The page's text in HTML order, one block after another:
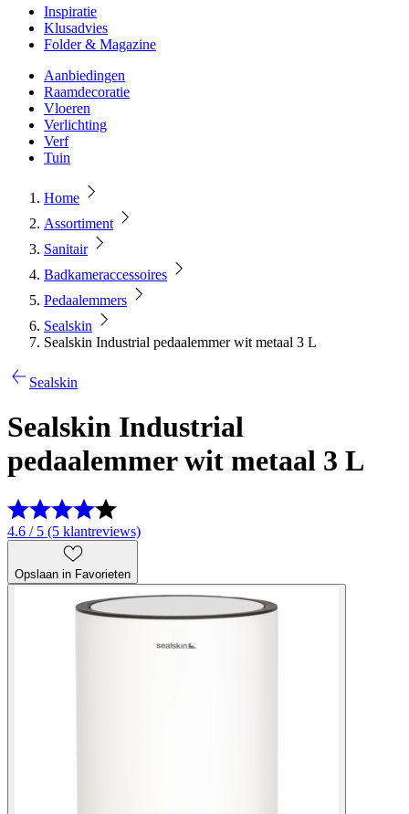
Inspiratie
Klusadvies
Folder & Magazine
Aanbiedingen
Raamdecoratie
Vloeren
Verlichting
Verf
Tuin
Home
Assortiment
Sanitair
Badkameraccessoires
Pedaalemmers
Sealskin
Sealskin Industrial pedaalemmer wit metaal 3 L
Sealskin
Sealskin Industrial
pedaalemmer wit metaal 3 L
4.6 / 5 (5 klantreviews)
Opslaan in Favorieten